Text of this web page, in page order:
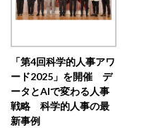
「第4回科学的人事アワ
ード2025」を開催 デ
ータとAIで変わる人事
戦略 科学的人事の最
新事例